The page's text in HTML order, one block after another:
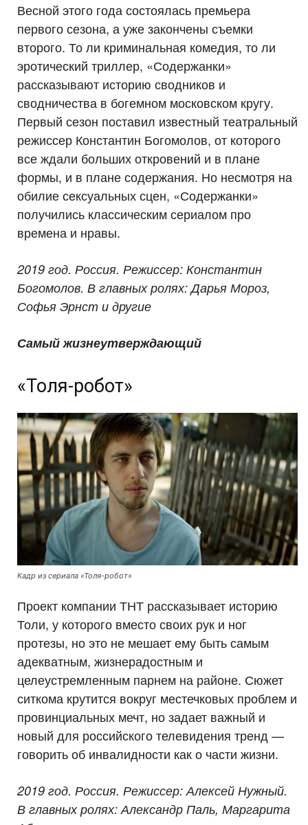
Весной этого года состоялась премьера
первого сезона, а уже закончены съемки
второго. То ли криминальная комедия, то ли
эротический триллер, «Содержанки»
рассказывают историю сводников и
сводничества в богемном московском кругу.
Первый сезон поставил известный театральный
режиссер Константин Богомолов, от которого
все ждали больших откровений и в плане
формы, и в плане содержания. Но несмотря на
обилие сексуальных сцен, «Содержанки»
получились классическим сериалом про
времена и нравы.
2019 год. Россия. Режиссер: Константин
Богомолов. В главных ролях: Дарья Мороз,
Софья Эрнст и другие
Самый жизнеутверждающий
«Толя-робот»
Кадр из сериала «Толя-робот»
Проект компании ТНТ рассказывает историю
Толи, у которого вместо своих рук и ног
протезы, но это не мешает ему быть самым
адекватным, жизнерадостным и
целеустремленным парнем на районе. Сюжет
ситкома крутится вокруг местечковых проблем и
провинциальных мечт, но задает важный и
новый для российского телевидения тренд —
говорить об инвалидности как о части жизни.
2019 год. Россия. Режиссер: Алексей Нужный.
В главных ролях: Александр Паль, Маргарита